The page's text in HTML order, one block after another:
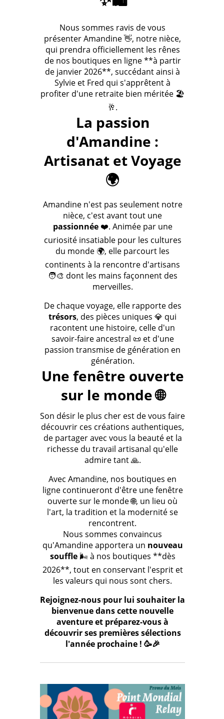
Nous sommes ravis de vous
présenter Amandine 👋, notre nièce,
qui prendra officiellement les rênes
de nos boutiques en ligne **à partir
de janvier 2026**, succédant ainsi à
Sylvie et Fred qui s'apprêtent à
profiter d'une retraite bien méritée 🏖️
🥂.
La passion
d'Amandine :
Artisanat et Voyage
🌍
Amandine n'est pas seulement notre
nièce, c'est avant tout une
passionnée❤️. Animée par une
curiosité insatiable pour les cultures
du monde 🌍, elle parcourt les
continents à la rencontre d'artisans
🧑‍🎨 dont les mains façonnent des
merveilles.
De chaque voyage, elle rapporte des
trésors, des pièces uniques 💎 qui
racontent une histoire, celle d'un
savoir-faire ancestral 📜 et d'une
passion transmise de génération en
génération.
Une fenêtre ouverte
sur le monde 🌐
Son désir le plus cher est de vous faire
découvrir ces créations authentiques,
de partager avec vous la beauté et la
richesse du travail artisanal qu'elle
admire tant 🙏.
Avec Amandine, nos boutiques en
ligne continueront d'être une fenêtre
ouverte sur le monde 🌐, un lieu où
l'art, la tradition et la modernité se
rencontrent.
Nous sommes convaincus
qu'Amandine apportera un nouveau
souffle🌬️ à nos boutiques **dès
2026**, tout en conservant l'esprit et
les valeurs qui nous sont chers.
Rejoignez-nous pour lui souhaiter la
bienvenue dans cette nouvelle
aventure et préparez-vous à
découvrir ses premières sélections
l'année prochaine ! 🥳🎉